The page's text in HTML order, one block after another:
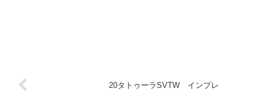
20タトゥーラSVTW インプレ